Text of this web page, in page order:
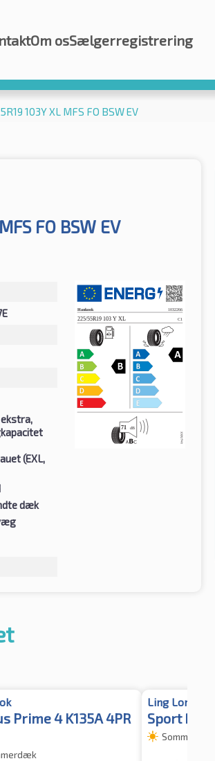
Om osSælgerregistrering
103Y XL MFS FO BSW EV
FO BSW EV
(EXL,
dæk
Prime 4 K135A 4PR
Ling Long
Sport
Sommerdæk